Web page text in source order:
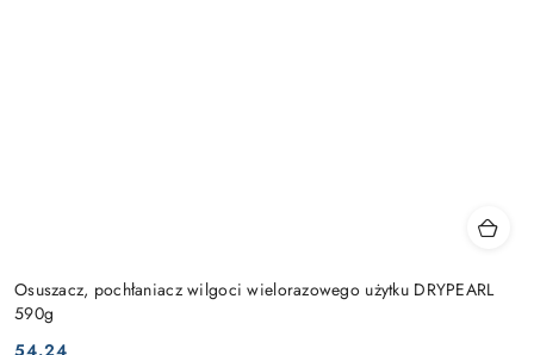
Osuszacz, pochłaniacz wilgoci wielorazowego użytku DRYPEARL
590g
54.24